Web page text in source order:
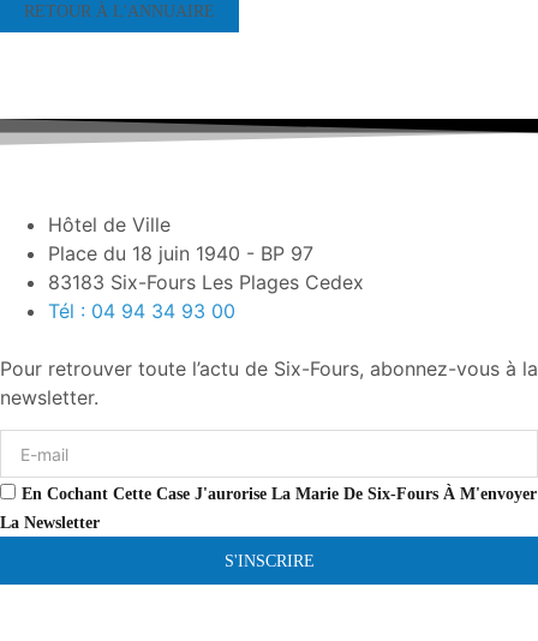
RETOUR À L'ANNUAIRE
Hôtel de Ville
Place du 18 juin 1940 - BP 97
83183 Six-Fours Les Plages Cedex
Tél : 04 94 34 93 00
Pour retrouver toute l’actu de Six-Fours, abonnez-vous à la
newsletter.
En Cochant Cette Case J'aurorise La Marie De Six-Fours À M'envoyer
La Newsletter
S'INSCRIRE